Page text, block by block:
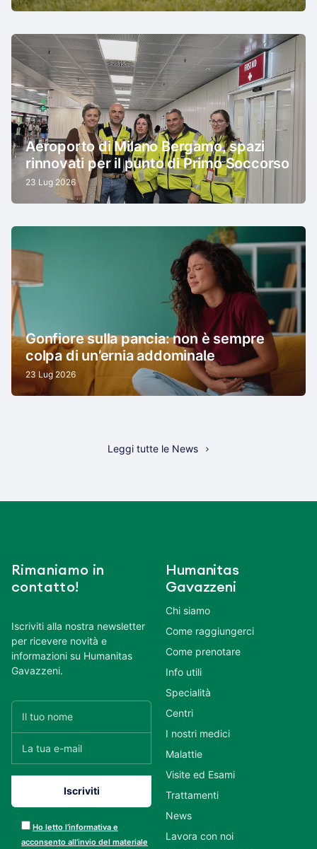
Aeroporto di Milano Bergamo, spazi
rinnovati per il punto di Primo Soccorso
23 Lug 2026
Gonfiore sulla pancia: non è sempre
colpa di un’ernia addominale
23 Lug 2026
Leggi tutte le News
Rimaniamo in
contatto!
Iscriviti alla nostra newsletter
per ricevere novità e
informazioni su Humanitas
Gavazzeni.
Ho letto l’informativa e
acconsento all’invio del materiale
Humanitas
Gavazzeni
Chi siamo
Come raggiungerci
Come prenotare
Info utili
Specialità
Centri
I nostri medici
Malattie
Visite ed Esami
Trattamenti
News
Lavora con noi